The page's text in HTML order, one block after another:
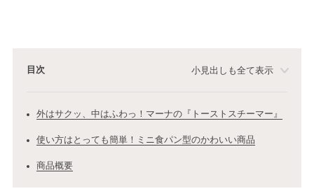
目次 小見出しも全て表示
外はサクッ、中はふわっ！マーナの『トーストスチーマー』
使い方はとっても簡単！ミニ食パン型のかわいい商品
商品概要